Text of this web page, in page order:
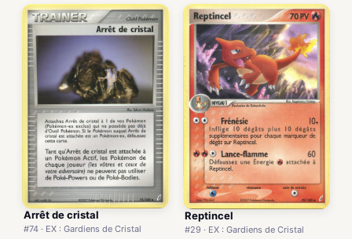
Arrêt de cristal
#74 · EX : Gardiens de Cristal
Reptincel
#29 · EX : Gardiens de Cristal